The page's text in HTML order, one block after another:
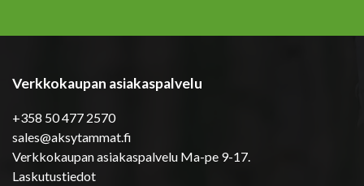
Verkkokaupan asiakaspalvelu
+358 50 477 2570
sales@aksytammat.fi
Verkkokaupan asiakaspalvelu Ma-pe 9-17.
Laskutustiedot